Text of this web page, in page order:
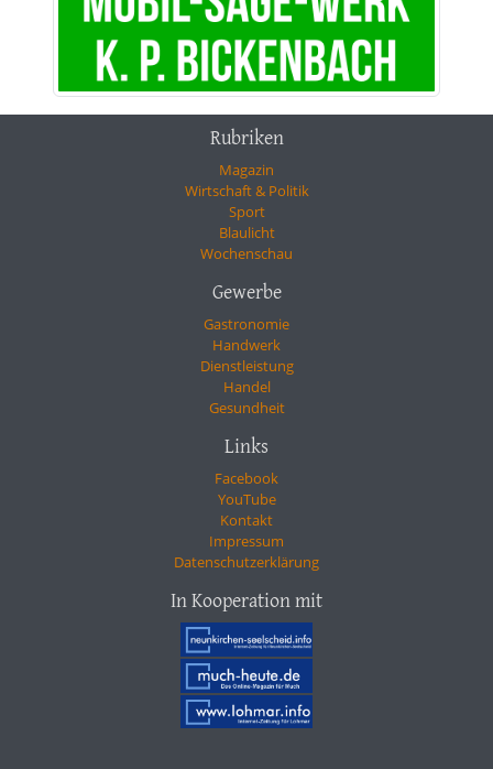
Rubriken
Magazin
Wirtschaft & Politik
Sport
Blaulicht
Wochenschau
Gewerbe
Gastronomie
Handwerk
Dienstleistung
Handel
Gesundheit
Links
Facebook
YouTube
Kontakt
Impressum
Datenschutzerklärung
In Kooperation mit